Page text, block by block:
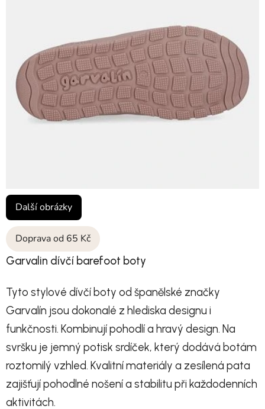
Doprava od 65 Kč
Garvalin dívčí barefoot boty
Tyto stylové dívčí boty od španělské značky
Garvalín jsou dokonalé z hlediska designu i
funkčnosti. Kombinují pohodlí a hravý design. Na
svršku je jemný potisk srdíček, který dodává botám
roztomilý vzhled. Kvalitní materiály a zesílená pata
zajišťují pohodlné nošení a stabilitu při každodenních
aktivitách.
Další obrázky